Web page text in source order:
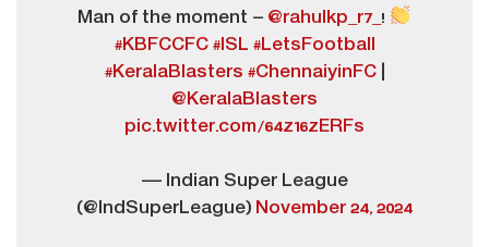
Man of the moment – @rahulkp_r7_ !
#KBFCCFC #ISL #LetsFootball
#KeralaBlasters #ChennaiyinFC|
@KeralaBlasters
pic.twitter.com/64z16zERFs
— Indian Super League
(@IndSuperLeague) November 24, 2024